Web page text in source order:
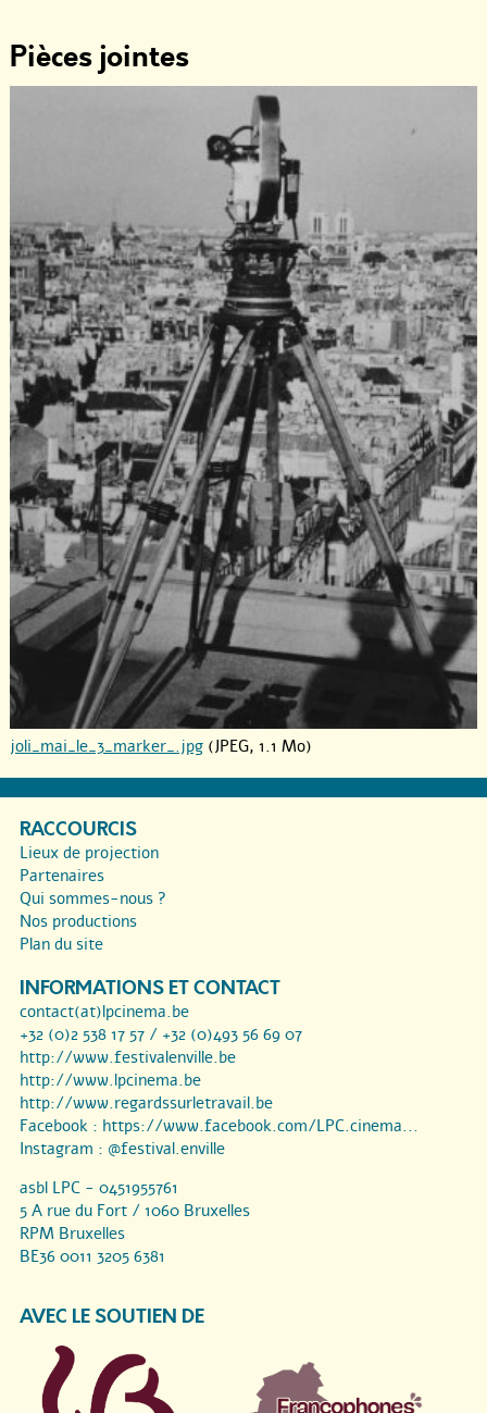
Pièces jointes
joli_mai_le_3_marker_.jpg (JPEG, 1.1 Mo)
RACCOURCIS
Lieux de projection
Partenaires
Qui sommes-nous ?
Nos productions
Plan du site
INFORMATIONS ET CONTACT
contact(at)lpcinema.be
+32 (0)2 538 17 57 / +32 (0)493 56 69 07
http://www.festivalenville.be
http://www.lpcinema.be
http://www.regardssurletravail.be
Facebook : https://www.facebook.com/LPC.cinema...
Instagram : @festival.enville
asbl LPC - 0451955761
5 A rue du Fort / 1060 Bruxelles
RPM Bruxelles
BE36 0011 3205 6381
AVEC LE SOUTIEN DE